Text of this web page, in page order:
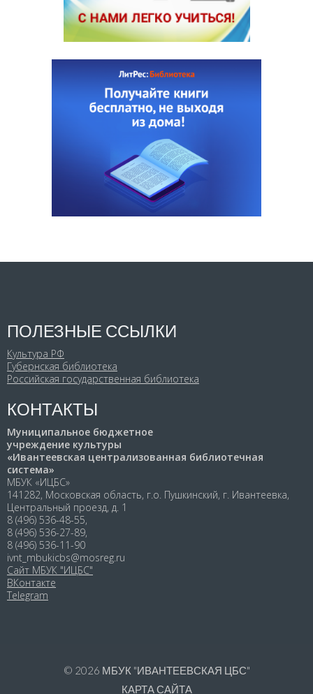
ПОЛЕЗНЫЕ ССЫЛКИ
Культура РФ
Губернская библиотека
Российская государственная библиотека
КОНТАКТЫ
Муниципальное бюджетное
учреждение культуры
«Ивантеевская централизованная библиотечная
система»
МБУК «ИЦБС»
141282, Московская область, г.о. Пушкинский, г. Ивантеевка,
Центральный проезд, д. 1
8 (496) 536-48-55,
8 (496) 536-27-89,
8 (496) 536-11-90
ivnt_mbukicbs@mosreg.ru
Сайт МБУК "ИЦБС"
ВКонтакте
Telegram
© 2026 МБУК "ИВАНТЕЕВСКАЯ ЦБС"
КАРТА САЙТА